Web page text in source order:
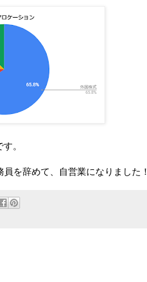
。
を辞めて、自営業になりました！